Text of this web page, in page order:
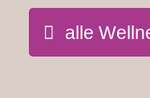
alle